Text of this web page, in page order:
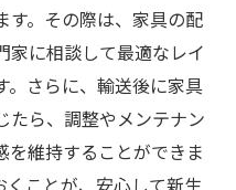
す。その際は、家具の配
家に相談して最適なレイ
。さらに、輸送後に家具
たら、調整やメンテナン
を維持することができま
くことが、安心して新生